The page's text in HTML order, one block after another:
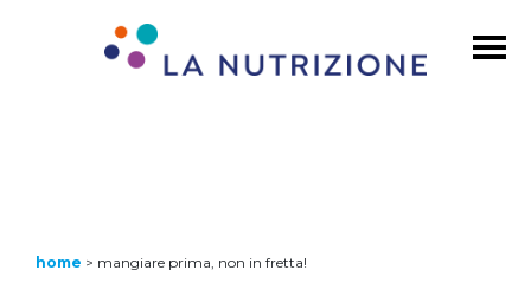
home > mangiare prima, non in fretta!